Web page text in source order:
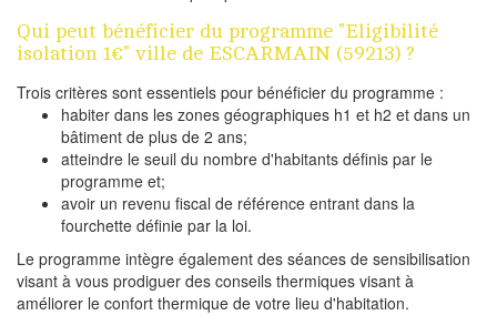
Qui peut bénéficier du programme "Eligibilité
isolation 1€" ville de ESCARMAIN (59213) ?
Trois critères sont essentiels pour bénéficier du programme :
habiter dans les zones géographiques h1 et h2 et dans un
bâtiment de plus de 2 ans;
atteindre le seuil du nombre d'habitants définis par le
programme et;
avoir un revenu fiscal de référence entrant dans la
fourchette définie par la loi.
Le programme intègre également des séances de sensibilisation
visant à vous prodiguer des conseils thermiques visant à
améliorer le confort thermique de votre lieu d'habitation.